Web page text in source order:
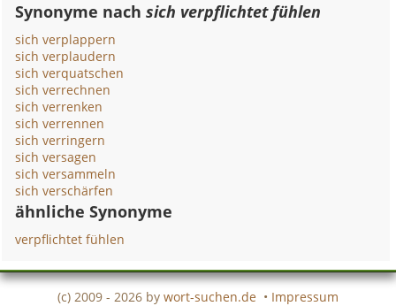
Synonyme nachsich verpflichtet fühlen
sich verplappern
sich verplaudern
sich verquatschen
sich verrechnen
sich verrenken
sich verrennen
sich verringern
sich versagen
sich versammeln
sich verschärfen
ähnliche Synonyme
verpflichtet fühlen
(c) 2009 - 2026 by wort-suchen.de • Impressum